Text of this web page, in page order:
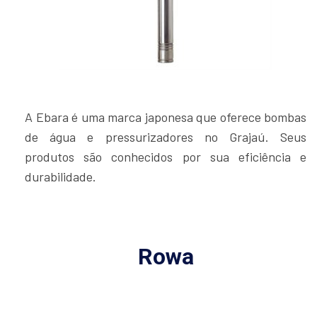
A Ebara é uma marca japonesa que oferece bombas
de água e pressurizadores no Grajaú. Seus
produtos são conhecidos por sua eficiência e
durabilidade.
Rowa